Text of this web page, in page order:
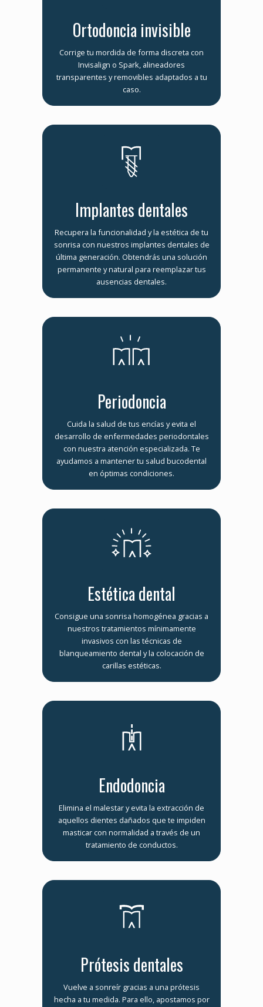
Ortodoncia invisible
Corrige tu mordida de forma discreta con
Invisalign o Spark, alineadores
transparentes y removibles adaptados a tu
caso.
Implantes dentales
Recupera la funcionalidad y la estética de tu
sonrisa con nuestros implantes dentales de
última generación. Obtendrás una solución
permanente y natural para reemplazar tus
ausencias dentales.
Periodoncia
Cuida la salud de tus encías y evita el
desarrollo de enfermedades periodontales
con nuestra atención especializada. Te
ayudamos a mantener tu salud bucodental
en óptimas condiciones.
Estética dental
Consigue una sonrisa homogénea gracias a
nuestros tratamientos mínimamente
invasivos con las técnicas de
blanqueamiento dental y la colocación de
carillas estéticas.
Endodoncia
Elimina el malestar y evita la extracción de
aquellos dientes dañados que te impiden
masticar con normalidad a través de un
tratamiento de conductos.
Prótesis dentales
Vuelve a sonreír gracias a una prótesis
hecha a tu medida. Para ello, apostamos por